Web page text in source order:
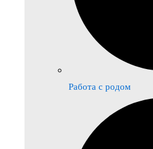
Работа с родом